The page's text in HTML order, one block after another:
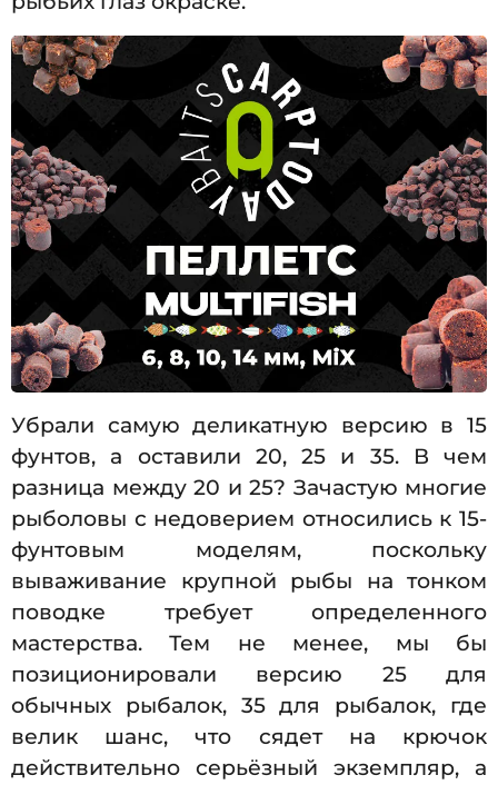
Убрали самую деликатную версию в 15
фунтов, а оставили 20, 25 и 35. В чем
разница между 20 и 25? Зачастую многие
рыболовы с недоверием относились к 15-
фунтовым моделям, поскольку
вываживание крупной рыбы на тонком
поводке требует определенного
мастерства. Тем не менее, мы бы
позиционировали версию 25 для
обычных рыбалок, 35 для рыбалок, где
велик шанс, что сядет на крючок
действительно серьёзный экземпляр, а